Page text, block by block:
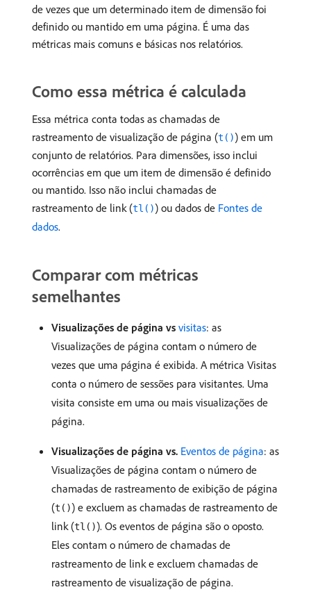
de vezes que um determinado item de dimensão foi
definido ou mantido em uma página. É uma das
métricas mais comuns e básicas nos relatórios.
Como essa métrica é calculada
Essa métrica conta todas as chamadas de
rastreamento de visualização de página (t()) em um
conjunto de relatórios. Para dimensões, isso inclui
ocorrências em que um item de dimensão é definido
ou mantido. Isso não inclui chamadas de
rastreamento de link (tl()) ou dados de Fontes de
dados.
Comparar com métricas
semelhantes
Visualizações de página vs visitas: as
Visualizações de página contam o número de
vezes que uma página é exibida. A métrica Visitas
conta o número de sessões para visitantes. Uma
visita consiste em uma ou mais visualizações de
página.
Visualizações de página vs. Eventos de página: as
Visualizações de página contam o número de
chamadas de rastreamento de exibição de página
(t()) e excluem as chamadas de rastreamento de
link (tl()). Os eventos de página são o oposto.
Eles contam o número de chamadas de
rastreamento de link e excluem chamadas de
rastreamento de visualização de página.